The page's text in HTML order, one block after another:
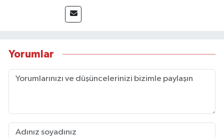
akademik çalışmalar gerçekleştirmiştir.
Taşköprü Postası internet haber sitesinde
Yorumlar